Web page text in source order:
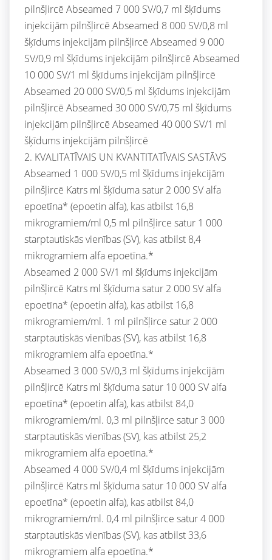
pilnšļircē Abseamed 7 000 SV/0,7 ml šķīdums
injekcijām pilnšļircē Abseamed 8 000 SV/0,8 ml
šķīdums injekcijām pilnšļircē Abseamed 9 000
SV/0,9 ml šķīdums injekcijām pilnšļircē Abseamed
10 000 SV/1 ml šķīdums injekcijām pilnšļircē
Abseamed 20 000 SV/0,5 ml šķīdums injekcijām
pilnšļircē Abseamed 30 000 SV/0,75 ml šķīdums
injekcijām pilnšļircē Abseamed 40 000 SV/1 ml
šķīdums injekcijām pilnšļircē
2. KVALITATĪVAIS UN KVANTITATĪVAIS SASTĀVS
Abseamed 1 000 SV/0,5 ml šķīdums injekcijām
pilnšļircē Katrs ml šķīduma satur 2 000 SV alfa
epoetīna* (epoetin alfa), kas atbilst 16,8
mikrogramiem/ml 0,5 ml pilnšļirce satur 1 000
starptautiskās vienības (SV), kas atbilst 8,4
mikrogramiem alfa epoetīna.*
Abseamed 2 000 SV/1 ml šķīdums injekcijām
pilnšļircē Katrs ml šķīduma satur 2 000 SV alfa
epoetīna* (epoetin alfa), kas atbilst 16,8
mikrogramiem/ml. 1 ml pilnšļirce satur 2 000
starptautiskās vienības (SV), kas atbilst 16,8
mikrogramiem alfa epoetīna.*
Abseamed 3 000 SV/0,3 ml šķīdums injekcijām
pilnšļircē Katrs ml šķīduma satur 10 000 SV alfa
epoetīna* (epoetin alfa), kas atbilst 84,0
mikrogramiem/ml. 0,3 ml pilnšļirce satur 3 000
starptautiskās vienības (SV), kas atbilst 25,2
mikrogramiem alfa epoetīna.*
Abseamed 4 000 SV/0,4 ml šķīdums injekcijām
pilnšļircē Katrs ml šķīduma satur 10 000 SV alfa
epoetīna* (epoetin alfa), kas atbilst 84,0
mikrogramiem/ml. 0,4 ml pilnšļirce satur 4 000
starptautiskās vienības (SV), kas atbilst 33,6
mikrogramiem alfa epoetīna.*